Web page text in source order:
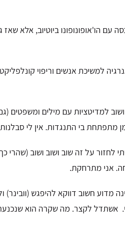
הו'אופונופונו ביוטיוב, אלא שאז
למשיכת אנשים וריפוי
למדיטציות עם מילים ומשפטים
מתפתחת בי התנגדות. אין לי
לחזור על זה שוב ושוב ושוב (שהרי כך
אני מתרחקת.
מדוע חשוב דווקא להיפגש (וובינר)
אשתדל לקצר. מה שקרה הוא